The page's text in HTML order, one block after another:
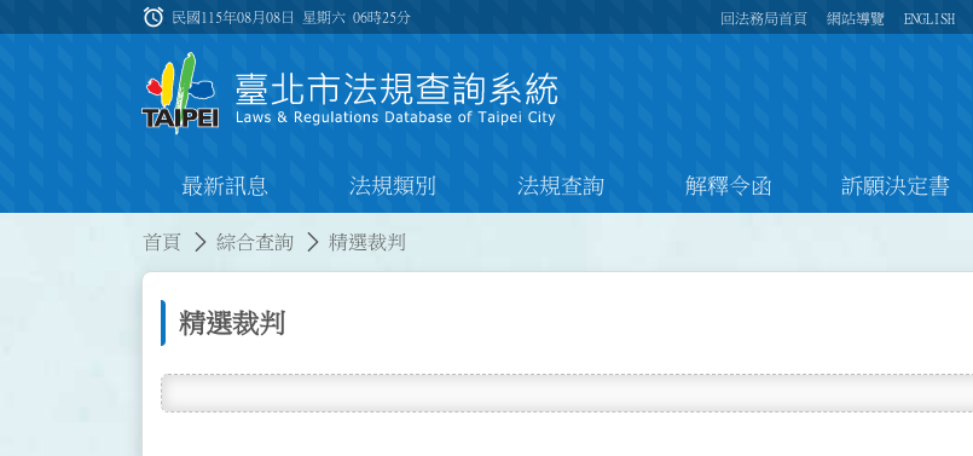
:::
alarm 民國115年08月08日 星期六06時25分 回法務局首頁 網站導覽 ENGLISH
最新訊息 法規類別 法規查詢 解釋令函 訴願決定書
首頁 綜合查詢 精選裁判
精選裁判